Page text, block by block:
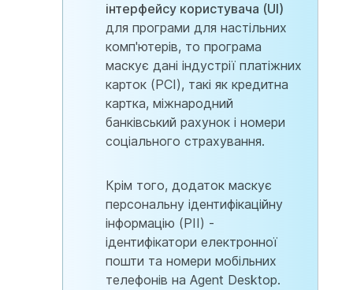
інтерфейсу користувача (UI)
для програми для настільних
комп'ютерів, то програма
маскує дані індустрії платіжних
карток (PCI), такі як кредитна
картка, міжнародний
банківський рахунок і номери
соціального страхування.
Крім того, додаток маскує
персональну ідентифікаційну
інформацію (PII) -
ідентифікатори електронної
пошти та номери мобільних
телефонів на Agent Desktop.